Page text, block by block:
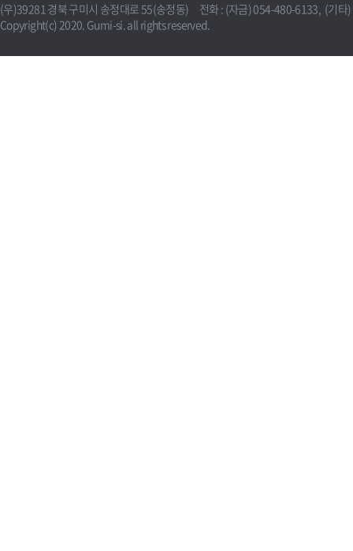
(우)39281 경북 구미시 송정대로 55(송정동) 전화 : (자금) 054-480-6133, (기타
Copyright(c) 2020. Gumi-si. all rights reserved.